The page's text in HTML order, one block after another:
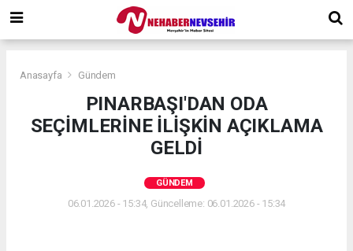
Anasayfa Gündem
PINARBAŞI'DAN ODA
SEÇİMLERİNE İLİŞKİN AÇIKLAMA
GELDİ
GÜNDEM
06.01.2026 - 15:34, Güncelleme: 06.01.2026 - 15:34